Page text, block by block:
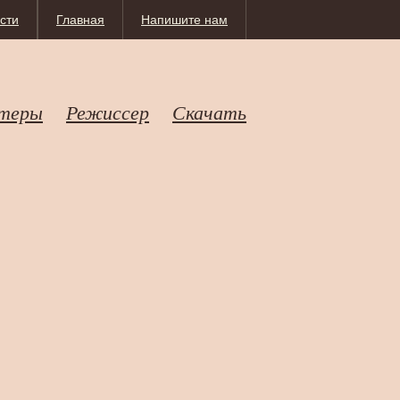
Напишите нам
Главная
Режиссер Скачать